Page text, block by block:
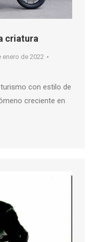
criatura
enero de 2022
con estilo de
creciente en